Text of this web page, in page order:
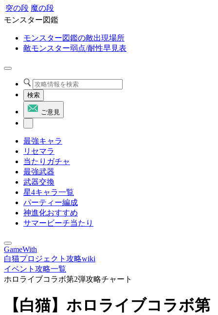
突の段 魔の段
モンスター図鑑
モンスター図鑑の敵出現場所
敵モンスター弱点/耐性早見表
検索
ご意見
最強キャラ
リセマラ
当たりガチャ
最強武器
武器交換
星4キャラ一覧
パーティー編成
神進化おすすめ
サマービーチ当たり
GameWith
白猫プロジェクト攻略wiki
イベント攻略一覧
ホロライブコラボ第2弾攻略チャート
【白猫】ホロライブコラボ第